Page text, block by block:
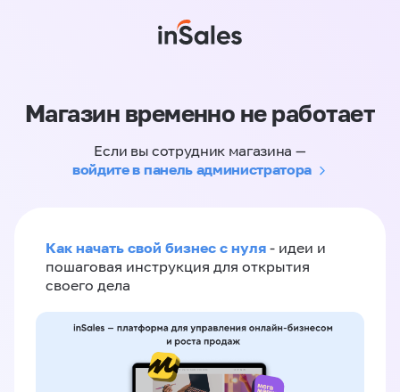
Магазин временно не работает
Если вы сотрудник магазина —
войдите в панель администратора
Как начать свой бизнес с нуля - идеи и
пошаговая инструкция для открытия
своего дела